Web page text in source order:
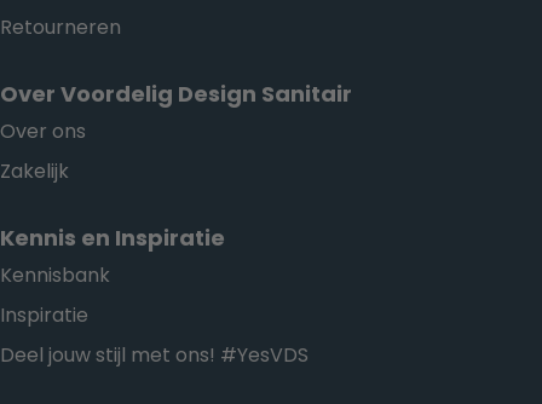
Retourneren
Over Voordelig Design Sanitair
Over ons
Zakelijk
Kennis en Inspiratie
Kennisbank
Inspiratie
Deel jouw stijl met ons! #YesVDS